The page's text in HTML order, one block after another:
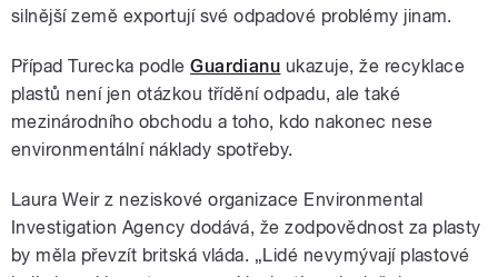
silnější země exportují své odpadové problémy jinam.
Případ Turecka podleGuardianu ukazuje, že recyklace
plastů není jen otázkou třídění odpadu, ale také
mezinárodního obchodu a toho, kdo nakonec nese
environmentální náklady spotřeby.
Laura Weir z neziskové organizace Environmental
Investigation Agency dodává, že zodpovědnost za plasty
by měla převzít britská vláda. „Lidé nevymývají plastové